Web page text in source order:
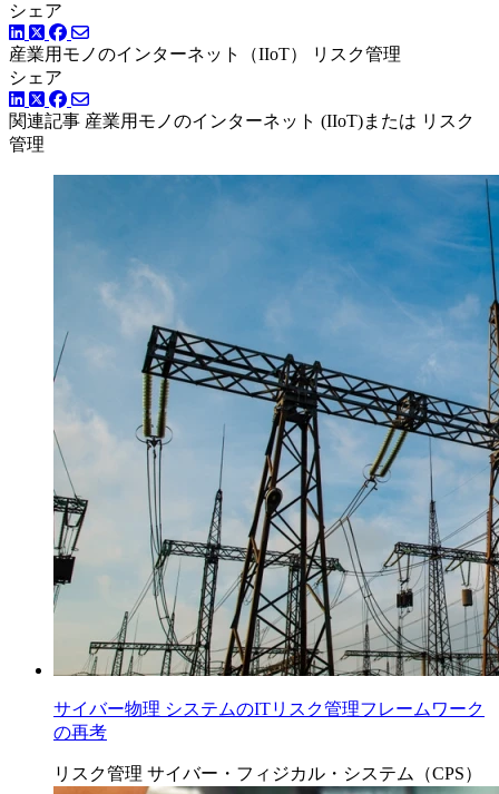
シェア
LinkedIn
TwitterFacebook
産業用モノのインターネット（IIoT）
リスク管理
シェア
LinkedIn
TwitterFacebook
関連記事 産業用モノのインターネット (IIoT)または リスク
管理
サイバー物理 システムのITリスク管理フレームワーク
の再考
リスク管理 サイバー・フィジカル・システム（CPS）